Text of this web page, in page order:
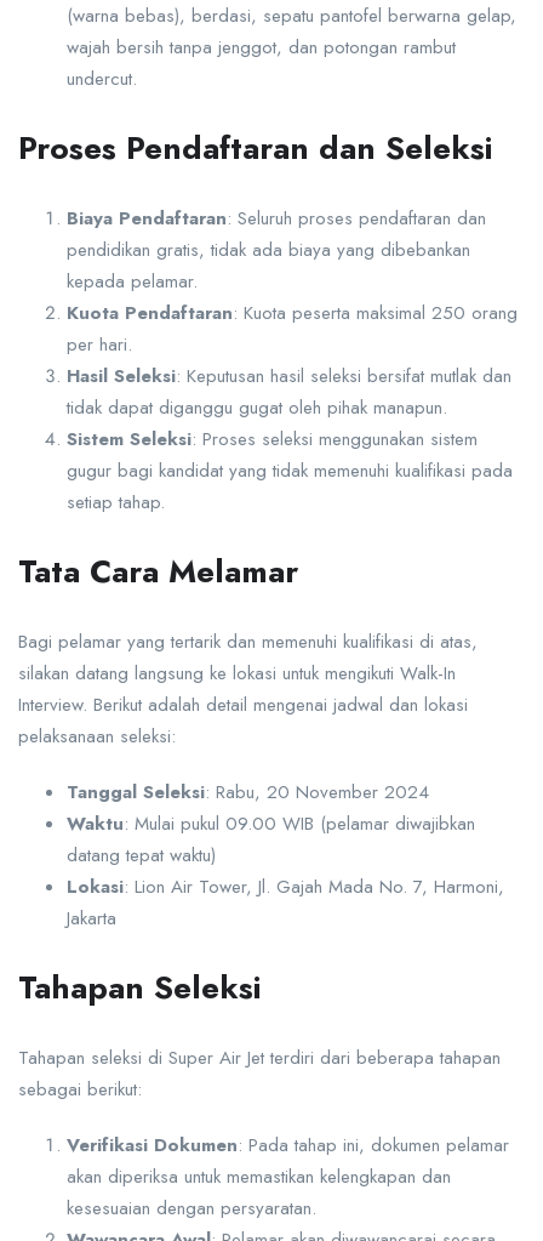
(warna bebas), berdasi, sepatu pantofel berwarna gelap,
wajah bersih tanpa jenggot, dan potongan rambut
undercut.
Proses Pendaftaran dan Seleksi
Biaya Pendaftaran: Seluruh proses pendaftaran dan
pendidikan gratis, tidak ada biaya yang dibebankan
kepada pelamar.
Kuota Pendaftaran: Kuota peserta maksimal 250 orang
per hari.
Hasil Seleksi: Keputusan hasil seleksi bersifat mutlak dan
tidak dapat diganggu gugat oleh pihak manapun.
Sistem Seleksi: Proses seleksi menggunakan sistem
gugur bagi kandidat yang tidak memenuhi kualifikasi pada
setiap tahap.
Tata Cara Melamar
Bagi pelamar yang tertarik dan memenuhi kualifikasi di atas,
silakan datang langsung ke lokasi untuk mengikuti Walk-In
Interview. Berikut adalah detail mengenai jadwal dan lokasi
pelaksanaan seleksi:
Tanggal Seleksi: Rabu, 20 November 2024
Waktu: Mulai pukul 09.00 WIB (pelamar diwajibkan
datang tepat waktu)
Lokasi: Lion Air Tower, Jl. Gajah Mada No. 7, Harmoni,
Jakarta
Tahapan Seleksi
Tahapan seleksi di Super Air Jet terdiri dari beberapa tahapan
sebagai berikut:
Verifikasi Dokumen: Pada tahap ini, dokumen pelamar
akan diperiksa untuk memastikan kelengkapan dan
kesesuaian dengan persyaratan.